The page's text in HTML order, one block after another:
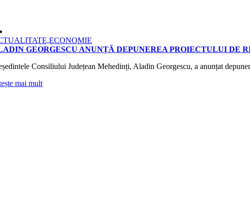
GEORGESCU ANUNȚĂ DEPUNEREA PROIECTULUI DE
Consiliului Județean Mehedinți, Aladin Georgescu, a anunțat
mai mult